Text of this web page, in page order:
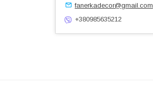
fanerkadecor@gmail.com
+380985635212